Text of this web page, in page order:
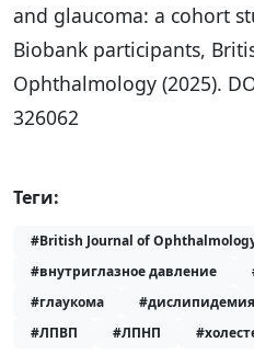
and glaucoma: a cohort
Biobank participants,
Ophthalmology (2025).
326062
Теги:
#British Journal of
#внутриглазное давление
#глаукома
#дислипидемия
#ЛПВП
#ЛПНП